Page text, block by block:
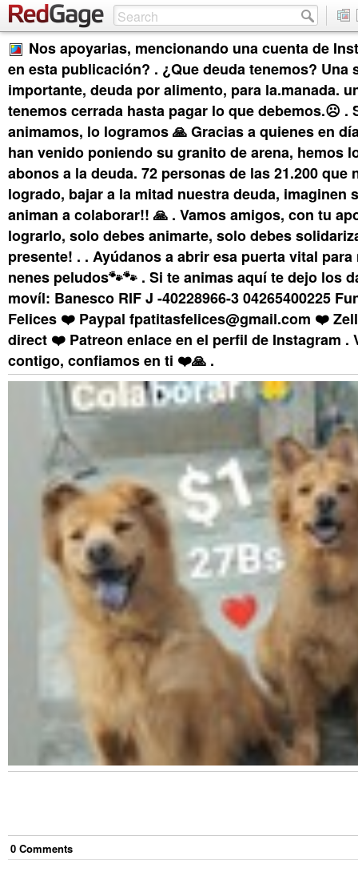
Nos apoyarias, mencionando una cuenta de
en esta publicación? . ¿Que deuda tenemos? Una
importante, deuda por alimento, para la.manada.
tenemos cerrada hasta pagar lo que debemos.☹️ .
animamos, lo logramos 🙏 Gracias a quienes en
han venido poniendo su granito de arena, hemos
abonos a la deuda. 72 personas de las 21.200 que
logrado, bajar a la mitad nuestra deuda, imaginen
animan a colaborar!! 🙏 . Vamos amigos, con tu
lograrlo, solo debes animarte, solo debes
presente! . . Ayúdanos a abrir esa puerta vital
nenes peludos🐾🐾 . Si te animas aquí te dejo los
movíl: Banesco RIF J -40228966-3 04265400225
Felices ❤️ Paypal fpatitasfelices@gmail.com ❤️
direct ❤️ Patreon enlace en el perfil de Instagram .
contigo, confiamos en ti ❤️🙏 .
0 Comments